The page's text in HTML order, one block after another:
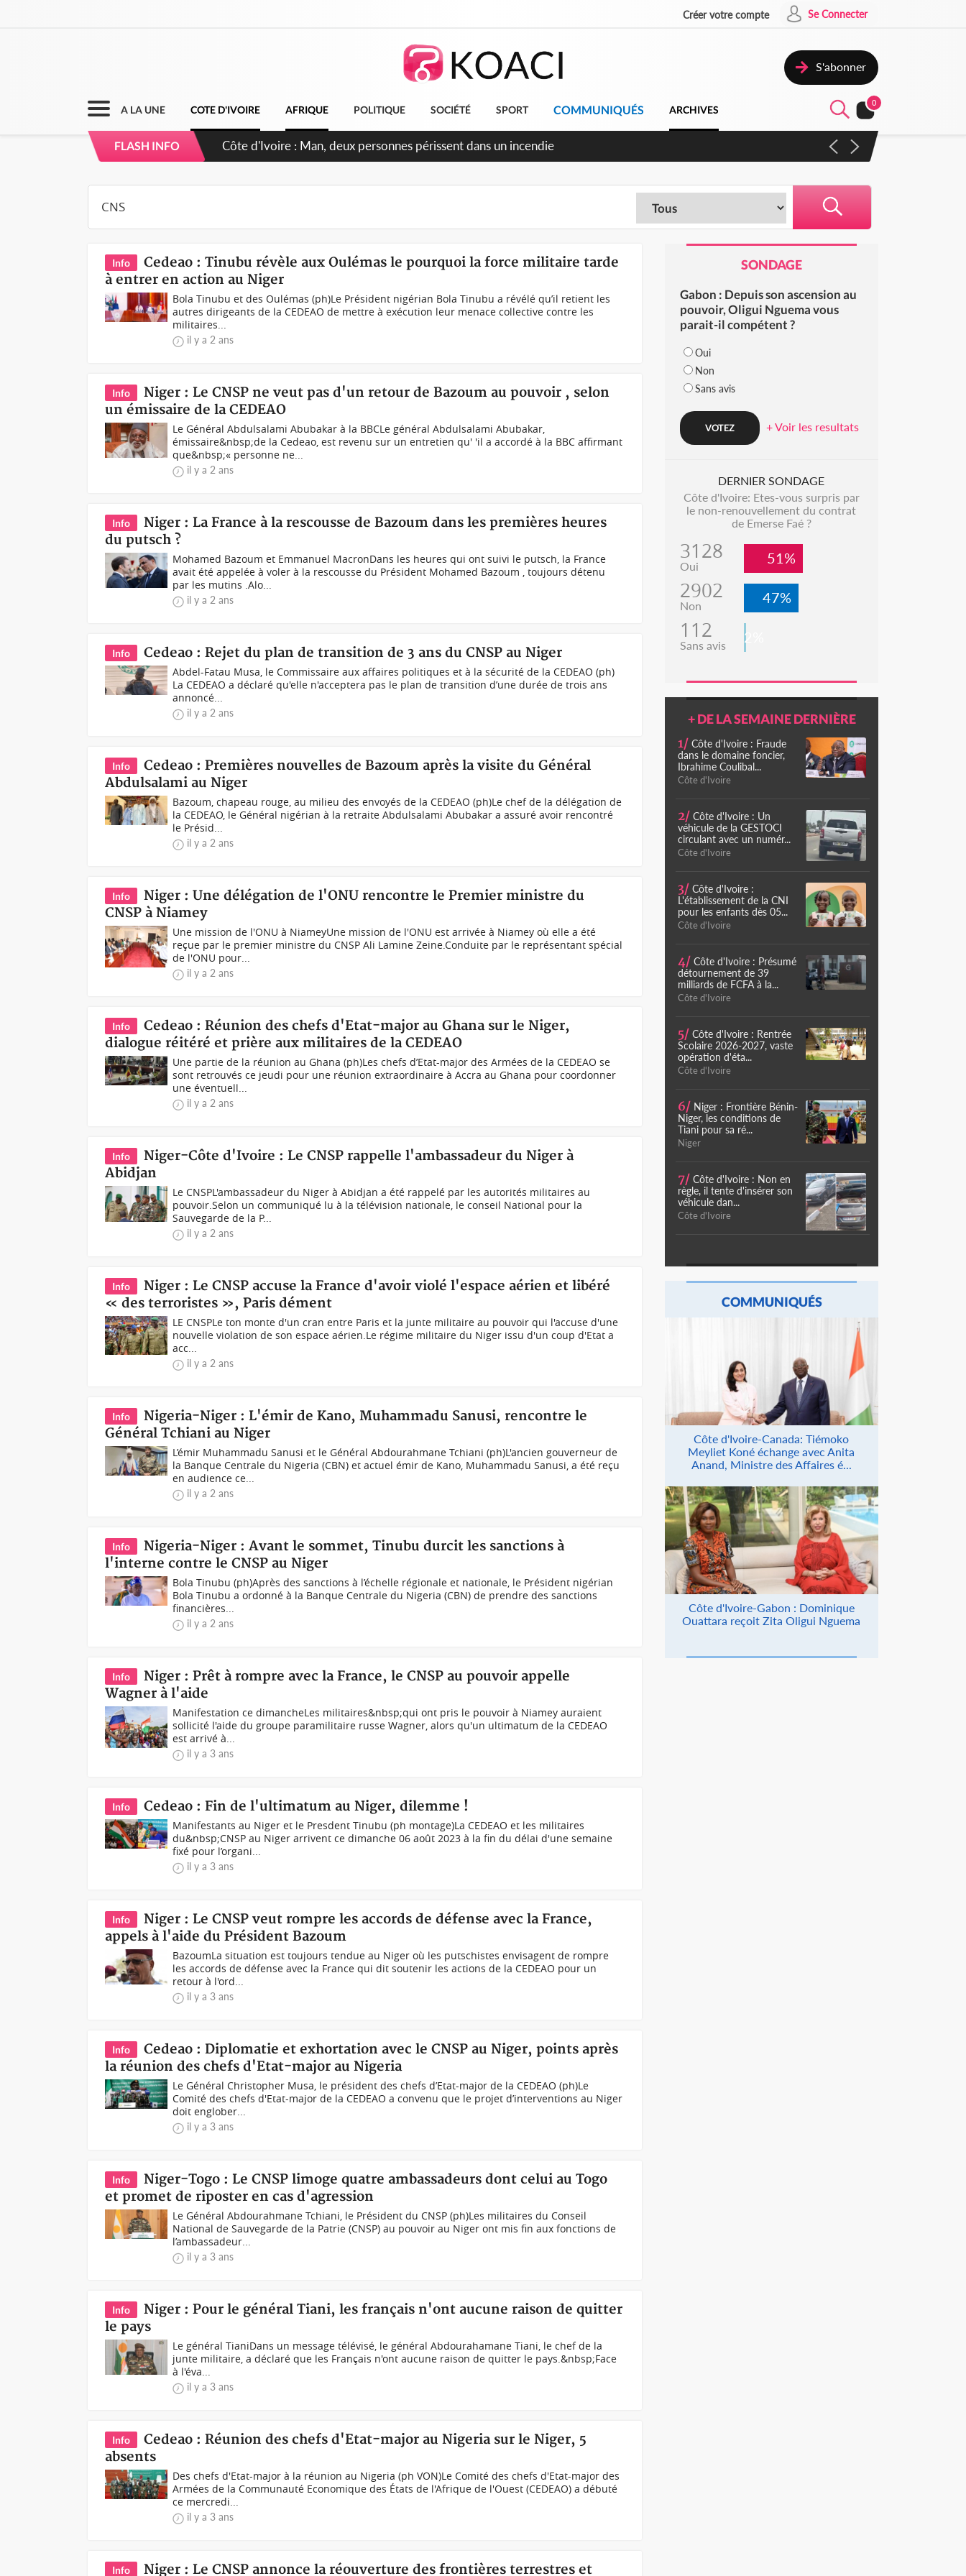
Créer votre compte Se Connecter
S'abonner
A LA UNE COTE D'IVOIRE AFRIQUE POLITIQUE SOCIÉTÉ SPORT COMMUNIQUÉS ARCHIVES
0
FLASH INFO
Côte d'Ivoire : Séileu, la célébration de la fête nationale transformée en vaste campagne contre les produits
Info
Cedeao : Tinubu révèle aux Oulémas le pourquoi la force militaire tarde
à entrer en action au Niger
Bola Tinubu et des Oulémas (ph)Le Président nigérian Bola Tinubu a révélé qu’il retient les
autres dirigeants de la CEDEAO de mettre à exécution leur menace collective contre les
militaires...
il y a 2 ans
Info
Niger : Le CNSP ne veut pas d'un retour de Bazoum au pouvoir , selon
un émissaire de la CEDEAO
Le Général Abdulsalami Abubakar à la BBCLe général Abdulsalami Abubakar,
émissaire&nbsp;de la Cedeao, est revenu sur un entretien qu' 'il a accordé à la BBC affirmant
que&nbsp;« personne ne...
il y a 2 ans
Info
Niger : La France à la rescousse de Bazoum dans les premières heures
du putsch ?
Mohamed Bazoum et Emmanuel MacronDans les heures qui ont suivi le putsch, la France
avait été appelée à voler à la rescousse du Président Mohamed Bazoum , toujours détenu
par les mutins .Alo...
il y a 2 ans
Info Cedeao : Rejet du plan de transition de 3 ans du CNSP au Niger
Abdel-Fatau Musa, le Commissaire aux affaires politiques et à la sécurité de la CEDEAO (ph)
La CEDEAO a déclaré qu'elle n'acceptera pas le plan de transition d’une durée de trois ans
annoncé...
il y a 2 ans
Info
Cedeao : Premières nouvelles de Bazoum après la visite du Général
Abdulsalami au Niger
Bazoum, chapeau rouge, au milieu des envoyés de la CEDEAO (ph)Le chef de la délégation de
la CEDEAO, le Général nigérian à la retraite Abdulsalami Abubakar a assuré avoir rencontré
le Présid...
il y a 2 ans
Info
Niger : Une délégation de l'ONU rencontre le Premier ministre du
CNSP à Niamey
Une mission de l'ONU à NiameyUne mission de l'ONU est arrivée à Niamey où elle a été
reçue par le premier ministre du CNSP Ali Lamine Zeine.Conduite par le représentant spécial
de l'ONU pour...
il y a 2 ans
Info
Cedeao : Réunion des chefs d'Etat-major au Ghana sur le Niger,
dialogue réitéré et prière aux militaires de la CEDEAO
Une partie de la réunion au Ghana (ph)Les chefs d’Etat-major des Armées de la CEDEAO se
sont retrouvés ce jeudi pour une réunion extraordinaire à Accra au Ghana pour coordonner
une éventuell...
il y a 2 ans
Info
Niger-Côte d'Ivoire : Le CNSP rappelle l'ambassadeur du Niger à
Abidjan
Le CNSPL'ambassadeur du Niger à Abidjan a été rappelé par les autorités militaires au
pouvoir.Selon un communiqué lu à la télévision nationale, le conseil National pour la
Sauvegarde de la P...
il y a 2 ans
Info
Niger : Le CNSP accuse la France d'avoir violé l'espace aérien et libéré
« des terroristes », Paris dément
LE CNSPLe ton monte d'un cran entre Paris et la junte militaire au pouvoir qui l'accuse d'une
nouvelle violation de son espace aérien.Le régime militaire du Niger issu d'un coup d'Etat a
acc...
il y a 2 ans
Info
Nigeria-Niger : L'émir de Kano, Muhammadu Sanusi, rencontre le
Général Tchiani au Niger
L’émir Muhammadu Sanusi et le Général Abdourahmane Tchiani (ph)L'ancien gouverneur de
la Banque Centrale du Nigeria (CBN) et actuel émir de Kano, Muhammadu Sanusi, a été reçu
en audience ce...
il y a 2 ans
Info
Nigeria-Niger : Avant le sommet, Tinubu durcit les sanctions à
l'interne contre le CNSP au Niger
Bola Tinubu (ph)Après des sanctions à l’échelle régionale et nationale, le Président nigérian
Bola Tinubu a ordonné à la Banque Centrale du Nigeria (CBN) de prendre des sanctions
financières...
il y a 2 ans
Info
Niger : Prêt à rompre avec la France, le CNSP au pouvoir appelle
Wagner à l'aide
Manifestation ce dimancheLes militaires&nbsp;qui ont pris le pouvoir à Niamey auraient
sollicité l'aide du groupe paramilitaire russe Wagner, alors qu'un ultimatum de la CEDEAO
est arrivé à...
il y a 3 ans
Info Cedeao : Fin de l'ultimatum au Niger, dilemme !
Manifestants au Niger et le Presdent Tinubu (ph montage)La CEDEAO et les militaires
du&nbsp;CNSP au Niger arrivent ce dimanche 06 août 2023 à la fin du délai d'une semaine
fixé pour l’organi...
il y a 3 ans
Info
Niger : Le CNSP veut rompre les accords de défense avec la France,
appels à l'aide du Président Bazoum
BazoumLa situation est toujours tendue au Niger où les putschistes envisagent de rompre
les accords de défense avec la France qui dit soutenir les actions de la CEDEAO pour un
retour à l'ord...
il y a 3 ans
Info
Cedeao : Diplomatie et exhortation avec le CNSP au Niger, points après
la réunion des chefs d'Etat-major au Nigeria
Le Général Christopher Musa, le président des chefs d’Etat-major de la CEDEAO (ph)Le
Comité des chefs d'Etat-major de la CEDEAO a convenu que le projet d’interventions au Niger
doit englober...
il y a 3 ans
Info
Niger-Togo : Le CNSP limoge quatre ambassadeurs dont celui au Togo
et promet de riposter en cas d'agression
Le Général Abdourahmane Tchiani, le Président du CNSP (ph)Les militaires du Conseil
National de Sauvegarde de la Patrie (CNSP) au pouvoir au Niger ont mis fin aux fonctions de
l’ambassadeur...
il y a 3 ans
Info
Niger : Pour le général Tiani, les français n'ont aucune raison de quitter
le pays
Le général Tiani Dans un message télévisé, le général Abdourahamane Tiani, le chef de la
junte militaire, a déclaré que les Français n'ont aucune raison de quitter le pays.&nbsp;Face
à l'éva...
il y a 3 ans
Info
Cedeao : Réunion des chefs d'Etat-major au Nigeria sur le Niger, 5
absents
Des chefs d'Etat-major à la réunion au Nigeria (ph VON)Le Comité des chefs d'Etat-major des
Armées de la Communauté Economique des États de l'Afrique de l'Ouest (CEDEAO) a débuté
ce mercredi...
il y a 3 ans
Info Niger : Le CNSP annonce la réouverture des frontières terrestres et
SONDAGE
Gabon : Depuis son ascension au
pouvoir, Oligui Nguema vous
parait-il compétent ?
Oui
Non
Sans avis
+ Voir les resultats
DERNIER SONDAGE
Côte d'Ivoire: Etes-vous surpris par
le non-renouvellement du contrat
de Emerse Faé ?
3128
Oui 51%
2902
Non 47%
112
Sans avis 2%
+ DE LA SEMAINE DERNIÈRE
1/ Côte d'Ivoire : Fraude
dans le domaine foncier,
Ibrahime Coulibal...
Côte d'Ivoire
2/ Côte d'Ivoire : Un
véhicule de la GESTOCI
circulant avec un numér...
Côte d'Ivoire
3/ Côte d'Ivoire :
L'établissement de la CNI
pour les enfants dès 05...
Côte d'Ivoire
4/ Côte d'Ivoire : Présumé
détournement de 39
milliards de FCFA à la...
Côte d'Ivoire
5/ Côte d'Ivoire : Rentrée
Scolaire 2026-2027, vaste
opération d'éta...
Côte d'Ivoire
6/ Niger : Frontière Bénin-
Niger, les conditions de
Tiani pour sa ré...
Niger
7/ Côte d'Ivoire : Non en
règle, il tente d'insérer son
véhicule dan...
Côte d'Ivoire
COMMUNIQUÉS
Côte d'Ivoire-Canada: Tiémoko
Meyliet Koné échange avec Anita
Anand, Ministre des Affaires é...
Côte d'Ivoire-Gabon : Dominique
Ouattara reçoit Zita Oligui Nguema